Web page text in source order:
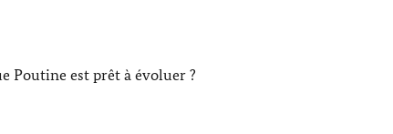
Poutine est prêt à évoluer ?